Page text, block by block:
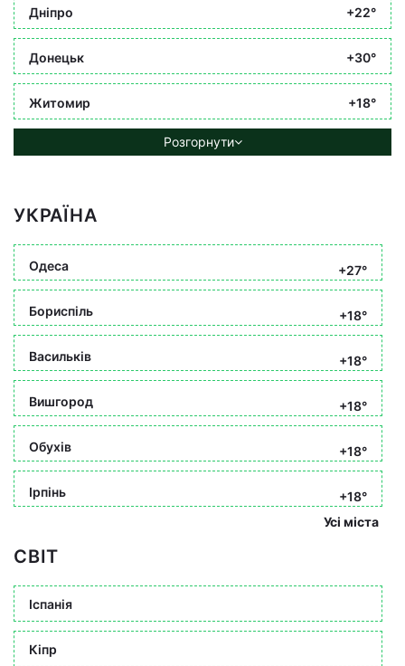
Дніпро +22°
Донецьк +30°
Житомир +18°
Розгорнути
УКРАЇНА
Одеса +27°
Бориспіль +18°
Васильків +18°
Вишгород +18°
Обухів +18°
Ірпінь
+18°
Усі міста
СВІТ
Іспанія
Кіпр